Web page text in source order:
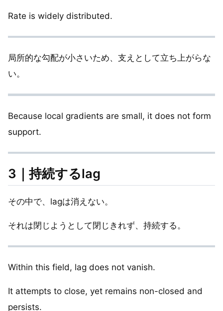
Rate is widely distributed.
局所的な勾配が小さいため、支えとして立ち上がらな
い。
Because local gradients are small, it does not form
support.
3｜持続するlag
その中で、lagは消えない。
それは閉じようとして閉じきれず、持続する。
Within this field, lag does not vanish.
It attempts to close, yet remains non-closed and
persists.